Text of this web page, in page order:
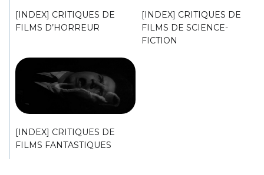
[INDEX] CRITIQUES DE
FILMS D’HORREUR
[INDEX] CRITIQUES DE
FILMS DE SCIENCE-
FICTION
[INDEX] CRITIQUES DE
FILMS FANTASTIQUES